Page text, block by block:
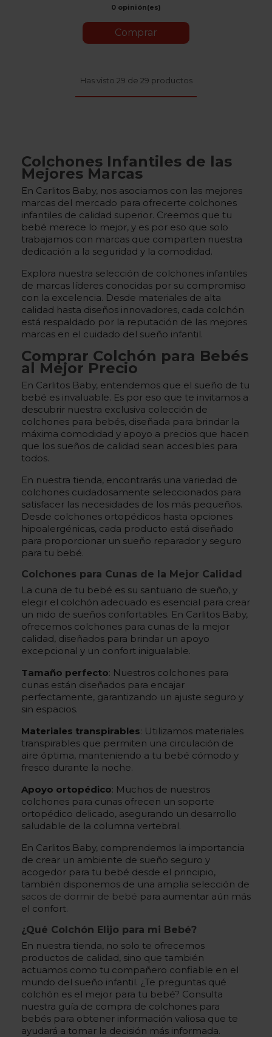
0 opinión(es)
Comprar
Has visto 29 de 29 productos
Colchones Infantiles de las
Mejores Marcas
En Carlitos Baby, nos asociamos con las mejores
marcas del mercado para ofrecerte colchones
infantiles de calidad superior. Creemos que tu
bebé merece lo mejor, y es por eso que solo
trabajamos con marcas que comparten nuestra
dedicación a la seguridad y la comodidad.
Explora nuestra selección de colchones infantiles
de marcas líderes conocidas por su compromiso
con la excelencia. Desde materiales de alta
calidad hasta diseños innovadores, cada colchón
está respaldado por la reputación de las mejores
marcas en el cuidado del sueño infantil.
Comprar Colchón para Bebés
al Mejor Precio
En Carlitos Baby, entendemos que el sueño de tu
bebé es invaluable. Es por eso que te invitamos a
descubrir nuestra exclusiva colección de
colchones para bebés, diseñada para brindar la
máxima comodidad y apoyo a precios que hacen
que los sueños de calidad sean accesibles para
todos.
En nuestra tienda, encontrarás una variedad de
colchones cuidadosamente seleccionados para
satisfacer las necesidades de los más pequeños.
Desde colchones ortopédicos hasta opciones
hipoalergénicas, cada producto está diseñado
para proporcionar un sueño reparador y seguro
para tu bebé.
Colchones para Cunas de la Mejor Calidad
La cuna de tu bebé es su santuario de sueño, y
elegir el colchón adecuado es esencial para crear
un nido de sueños confortables. En Carlitos Baby,
ofrecemos colchones para cunas de la mejor
calidad, diseñados para brindar un apoyo
excepcional y un confort inigualable.
Tamaño perfecto: Nuestros colchones para
cunas están diseñados para encajar
perfectamente, garantizando un ajuste seguro y
sin espacios.
Materiales transpirables: Utilizamos materiales
transpirables que permiten una circulación de
aire óptima, manteniendo a tu bebé cómodo y
fresco durante la noche.
Apoyo ortopédico: Muchos de nuestros
colchones para cunas ofrecen un soporte
ortopédico delicado, asegurando un desarrollo
saludable de la columna vertebral.
En Carlitos Baby, comprendemos la importancia
de crear un ambiente de sueño seguro y
acogedor para tu bebé desde el principio,
también disponemos de una amplia selección de
sacos de dormir de bebé para aumentar aún más
el confort.
¿Qué Colchón Elijo para mi Bebé?
En nuestra tienda, no solo te ofrecemos
productos de calidad, sino que también
actuamos como tu compañero confiable en el
mundo del sueño infantil. ¿Te preguntas qué
colchón es el mejor para tu bebé? Consulta
nuestra guía de compra de colchones para
bebés para obtener información valiosa que te
ayudará a tomar la decisión más informada.